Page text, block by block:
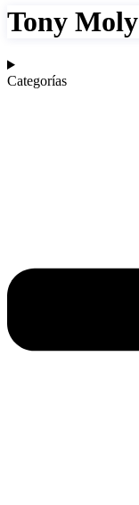
Tony Moly
Categorías